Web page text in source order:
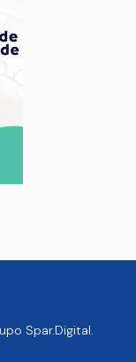
Spar.Digital.